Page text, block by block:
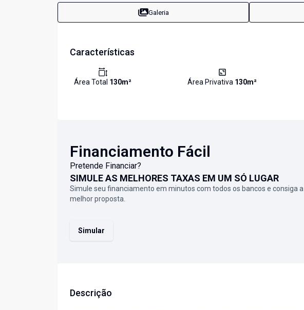
Galeria
Características
Área Total 130m² Área Privativa 130m²
Financiamento Fácil
Pretende Financiar?
SIMULE AS MELHORES TAXAS EM UM SÓ LUGAR
Simule seu financiamento em minutos com todos os bancos e consiga a
melhor proposta.
Simular
Descrição